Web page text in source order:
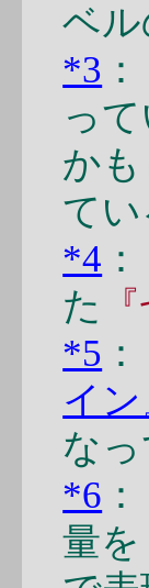
ベ
*3
っ
か
て
*4
た
*5
イン
なっ
*6
量を